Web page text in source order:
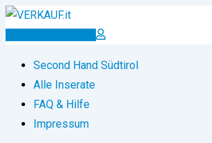
Zum
Inserat erstellen
Second Hand Südtirol
Alle Inserate
FAQ & Hilfe
Impressum